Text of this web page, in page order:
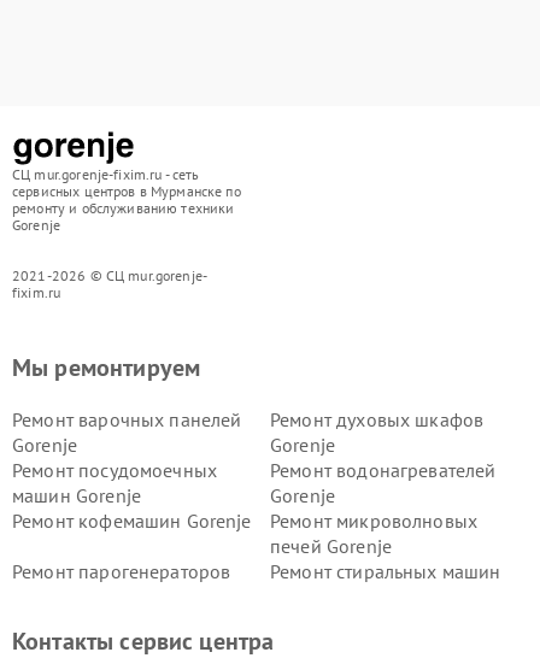
СЦ mur.gorenje-fixim.ru - сеть
сервисных центров в Мурманске по
ремонту и обслуживанию техники
Gorenje
2021-2026 © СЦ mur.gorenje-
fixim.ru
Мы ремонтируем
Ремонт варочных панелей
Gorenje
Ремонт духовых шкафов
Gorenje
Ремонт посудомоечных
машин Gorenje
Ремонт водонагревателей
Gorenje
Ремонт кофемашин Gorenje
Ремонт микроволновых
печей Gorenje
Ремонт парогенераторов
Ремонт стиральных машин
Контакты сервис центра